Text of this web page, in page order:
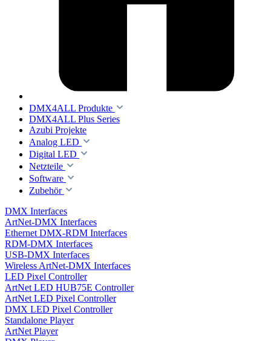
DMX4ALL Produkte
DMX4ALL Plus Series
Azubi Projekte
Analog LED
Digital LED
Netzteile
Software
Zubehör
DMX Interfaces
ArtNet-DMX Interfaces
Ethernet DMX-RDM Interfaces
RDM-DMX Interfaces
USB-DMX Interfaces
Wireless ArtNet-DMX Interfaces
LED Pixel Controller
ArtNet LED HUB75E Controller
ArtNet LED Pixel Controller
DMX LED Pixel Controller
Standalone Player
ArtNet Player